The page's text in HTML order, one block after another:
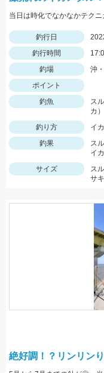
釣行日
釣行時間
釣場
沖
ポイント
釣魚
ス
カ）
釣り方
イ
釣果
ス
イ
サイズ
ス
サ
絶好調！？リンリン